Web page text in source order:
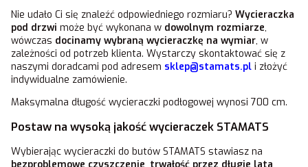
Nie udało Ci się znaleźć odpowiedniego rozmiaru? Wycieraczka
pod drzwi może być wykonana w dowolnym rozmiarze,
wówczas docinamy wybraną wycieraczkę na wymiar, w
zależności od potrzeb klienta. Wystarczy skontaktować się z
naszymi doradcami pod adresem sklep@stamats.pl i złożyć
indywidualne zamówienie.
Maksymalna długość wycieraczki podłogowej wynosi 700 cm.
Postaw na wysoką jakość wycieraczek STAMATS
Wybierając wycieraczki do butów STAMATS stawiasz na